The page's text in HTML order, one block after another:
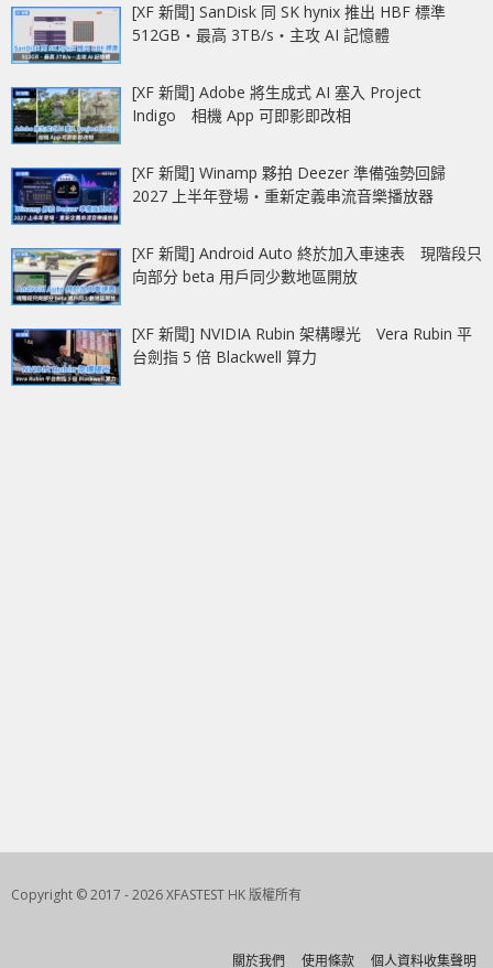
[XF 新聞] SanDisk 同 SK hynix 推出 HBF 標準
512GB‧最高 3TB/s‧主攻 AI 記憶體
[XF 新聞] Adobe 將生成式 AI 塞入 Project
Indigo 相機 App 可即影即改相
[XF 新聞] Winamp 夥拍 Deezer 準備強勢回歸
2027 上半年登場‧重新定義串流音樂播放器
[XF 新聞] Android Auto 終於加入車速表 現階段只
向部分 beta 用戶同少數地區開放
[XF 新聞] NVIDIA Rubin 架構曝光 Vera Rubin 平
台劍指 5 倍 Blackwell 算力
Copyright © 2017 - 2026 XFASTEST HK 版權所有
關於我們 使用條款 個人資料收集聲明